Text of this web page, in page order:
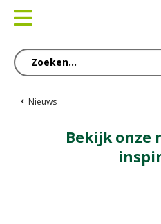
naar
Nieuws
Bekijk onze